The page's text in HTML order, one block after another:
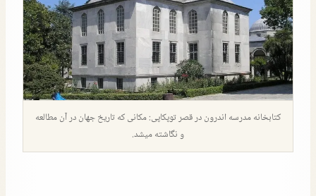
کتابخانه مدرسه اندرون در قصر توپکاپی: مکانی که تاریخ جهان در آن مطالعه
و نگاشته میشد.